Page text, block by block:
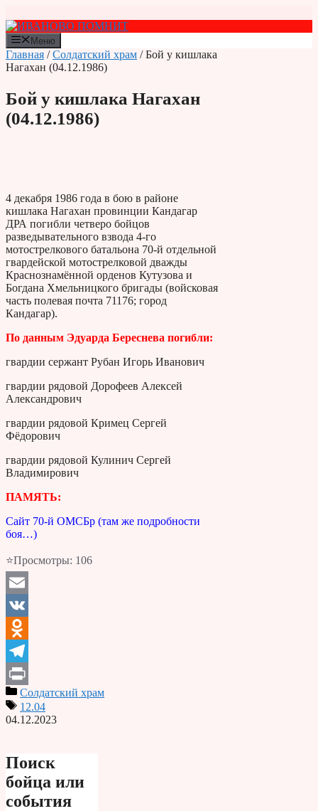
к
содержимому
Меню
Главная /Солдатский храм / Бой у кишлака
Нагахан (04.12.1986)
Бой у кишлака Нагахан
(04.12.1986)
4 декабря 1986 года в бою в районе
кишлака Нагахан провинции Кандагар
ДРА погибли четверо бойцов
разведывательного взвода 4-го
мотострелкового батальона 70-й отдельной
гвардейской мотострелковой дважды
Краснознамённой орденов Кутузова и
Богдана Хмельницкого бригады (войсковая
часть полевая почта 71176; город
Кандагар).
По данным Эдуарда Береснева погибли:
гвардии сержант Рубан Игорь Иванович
гвардии рядовой Дорофеев Алексей
Александрович
гвардии рядовой Кримец Сергей
Фёдорович
гвардии рядовой Кулинич Сергей
Владимирович
ПАМЯТЬ:
Сайт 70-й ОМСБр (там же подробности
боя…)
⭐Просмотры: 106
Email
VK
Odnoklassniki
Telegram
PrintСолдатский храм
12.04
04.12.2023
Поиск
бойца или
события